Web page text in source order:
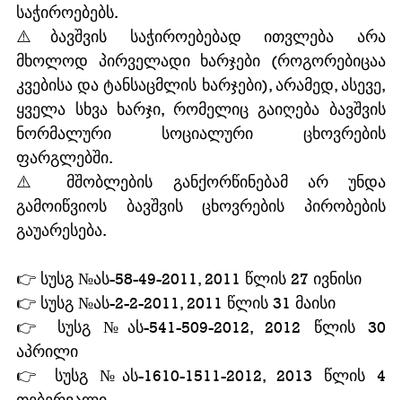
საჭიროებებს.
⚠️ბავშვის საჭიროებებად ითვლება არა
მხოლოდ პირველადი ხარჯები (როგორებიცაა
კვებისა და ტანსაცმლის ხარჯები), არამედ, ასევე,
ყველა სხვა ხარჯი, რომელიც გაიღება ბავშვის
ნორმალური სოციალური ცხოვრების
ფარგლებში.
⚠️ მშობლების განქორწინებამ არ უნდა
გამოიწვიოს ბავშვის ცხოვრების პირობების
გაუარესება.
👉 სუსგ №ას-58-49-2011, 2011 წლის 27 ივნისი
👉 სუსგ №ას-2-2-2011, 2011 წლის 31 მაისი
👉 სუსგ №ას-541-509-2012, 2012 წლის 30
აპრილი
👉 სუსგ №ას-1610-1511-2012, 2013 წლის 4